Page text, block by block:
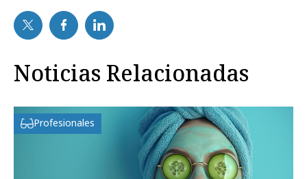
Noticias Relacionadas
Profesionales